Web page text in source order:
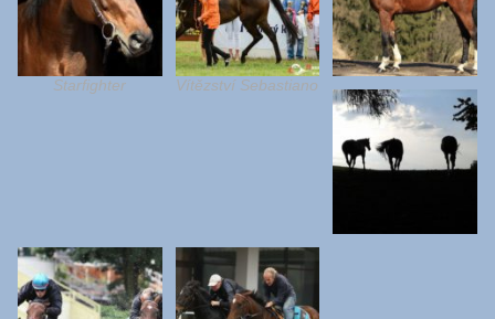
Starfighter Vítězství Sebastiano